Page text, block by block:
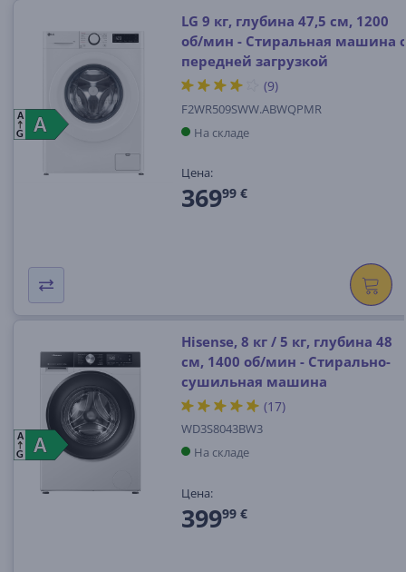
A
A
A
G
LG 9 кг, глубина 47,5 см, 1200
об/мин - Стиральная машина с
передней загрузкой
(9)
F2WR509SWW.ABWQPMR
На складе
Цена:
36999 €
A
A
A
G
Hisense, 8 кг / 5 кг, глубина 48
см, 1400 об/мин - Стирально-
сушильная машина
(17)
WD3S8043BW3
На складе
Цена:
39999 €